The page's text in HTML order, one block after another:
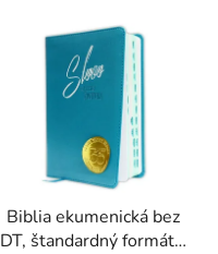
Biblia ekumenická bez
DT, štandardný formát s